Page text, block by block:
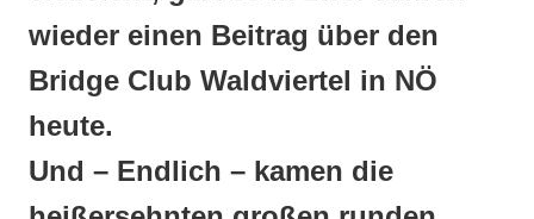
wieder einen Beitrag über den
Bridge Club Waldviertel in NÖ
heute.
Und – Endlich – kamen die